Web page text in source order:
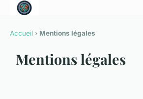
Accueil › Mentions légales
Mentions légales